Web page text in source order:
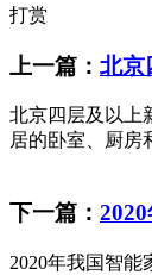
打赏
上一篇： 北京
北京四层及以上
居的卧室、厨房
下一篇：
2020年我国智能